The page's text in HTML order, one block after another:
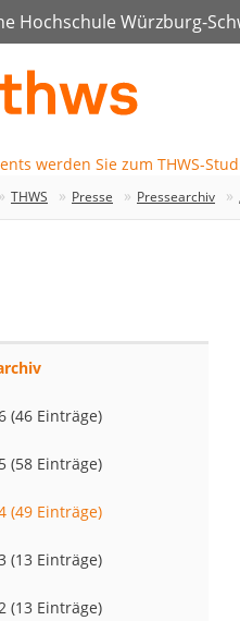
Hochschule Würzburg-
THWS Presse Pressearchiv
(46 Einträge)
(58 Einträge)
(49 Einträge)
(13 Einträge)
(13 Einträge)